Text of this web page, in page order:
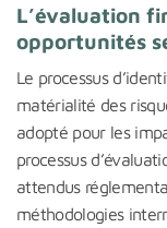
L’évaluation
opportunités
Le processus
matérialité des
adopté pour les
processus
attendus
méthodologies